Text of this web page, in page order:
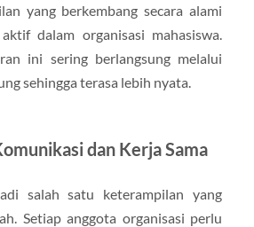
yang berkembang secara alami
dalam organisasi mahasiswa.
ini sering berlangsung melalui
sehingga terasa lebih nyata.
dan Kerja Sama
salah satu keterampilan yang
Setiap anggota organisasi perlu